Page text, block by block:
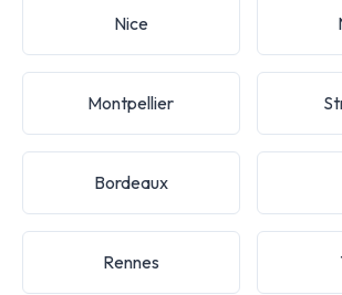
Nice
Montpellier
Bordeaux
Rennes